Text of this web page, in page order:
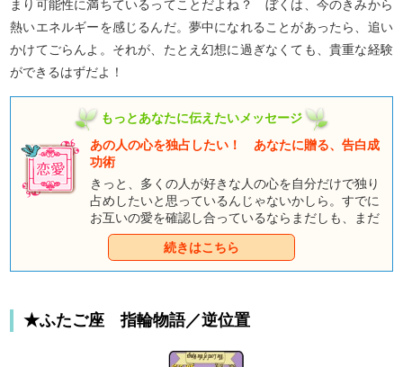
まり可能性に満ちているってことだよね？ ぼくは、今のきみから
熱いエネルギーを感じるんだ。夢中になれることがあったら、追い
かけてごらんよ。それが、たとえ幻想に過ぎなくても、貴重な経験
ができるはずだよ！
もっとあなたに伝えたいメッセージ
あの人の心を独占したい！ あなたに贈る、告白成
功術
きっと、多くの人が好きな人の心を自分だけで独り
占めしたいと思っているんじゃないかしら。すでに
お互いの愛を確認し合っているならまだしも、まだ
二人の間に不確定よそがあるのなら、あなたの心も
不安でいっぱいのはず。でもね、気持ちの伝え方次
第では、望み薄だった恋も大逆転できるものなの
手に入れてくださいね。
続きはこちら
★ふたご座 指輪物語／逆位置